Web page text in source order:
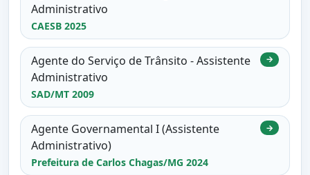
Administrativo
CAESB 2025
Agente do Serviço de Trânsito - Assistente
Administrativo
SAD/MT 2009
→
Agente Governamental I (Assistente
Administrativo)
Prefeitura de Carlos Chagas/MG 2024
→